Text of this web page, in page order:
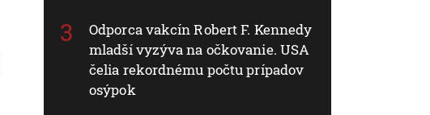
Odporca vakcín Robert F. Kennedy
mladší vyzýva na očkovanie. USA
čelia rekordnému počtu prípadov
osýpok